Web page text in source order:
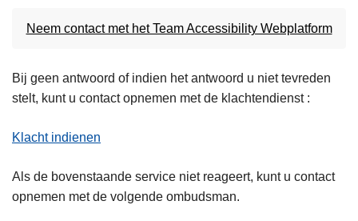
Neem contact met het Team Accessibility Webplatform
Bij geen antwoord of indien het antwoord u niet tevreden
stelt, kunt u contact opnemen met de klachtendienst :
Klacht indienen
Als de bovenstaande service niet reageert, kunt u contact
opnemen met de volgende ombudsman.